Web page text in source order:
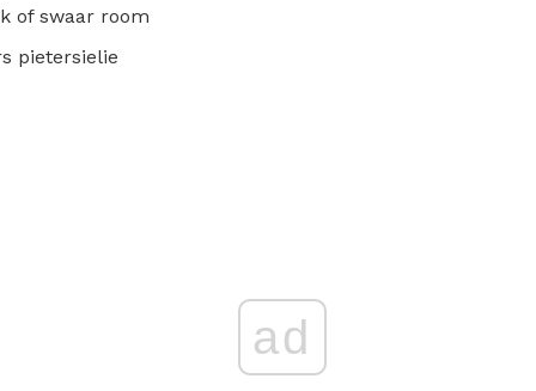
of swaar room
pietersielie
ad